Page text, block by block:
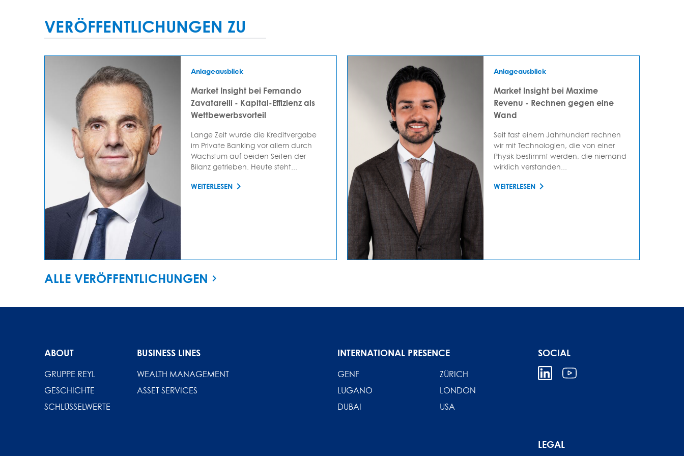
VERÖFFENTLICHUNGEN ZU
Anlageausblick
Market Insight bei Fernando
Zavatarelli - Kapital-Effizienz als
Wettbewerbsvorteil
Lange Zeit wurde die Kreditvergabe
im Private Banking vor allem durch
Wachstum auf beiden Seiten der
Bilanz getrieben. Heute steht...
WEITERLESEN
Anlageausblick
Market Insight bei Maxime
Revenu - Rechnen gegen eine
Wand
Seit fast einem Jahrhundert rechnen
wir mit Technologien, die von einer
Physik bestimmt werden, die niemand
wirklich verstanden...
WEITERLESEN
ALLE VERÖFFENTLICHUNGEN
ABOUT
GRUPPE REYL
GESCHICHTE
SCHLÜSSELWERTE
BUSINESS LINES
WEALTH MANAGEMENT
ASSET SERVICES
INTERNATIONAL PRESENCE
GENF
ZÜRICH
LUGANO
LONDON
DUBAI
USA
LEGAL
SOCIAL